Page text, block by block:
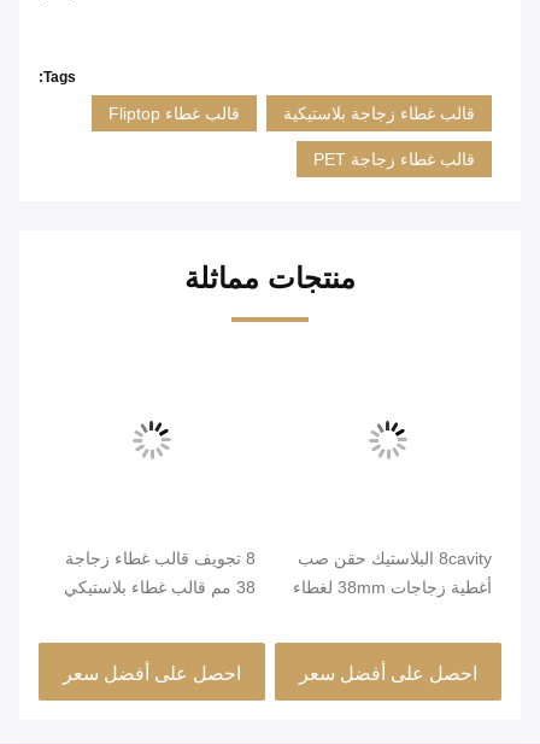
Tags:
قالب غطاء زجاجة بلاستيكية قالب غطاء Fliptop
قالب غطاء زجاجة PET
منتجات مماثلة
8cavity البلاستيك حقن صب
أغطية زجاجات 38mm لغطاء
احصل على أفضل سعر
8 تجويف قالب غطاء زجاجة
38 مم قالب غطاء بلاستيكي
احصل على أفضل سعر